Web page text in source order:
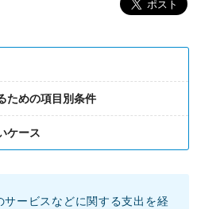
ための項目別条件
ケース
ービスなどに関する支出を経